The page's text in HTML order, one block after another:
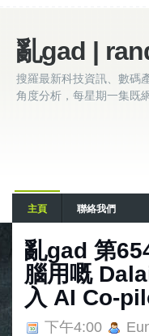
亂gad |
搜羅最新科技資訊、數碼
角度分析，每星期一集既
主頁 聯絡我們
亂‌‌‌gad‌‌‌ ‌‌‌‌‌第‌‌‌
腦用嘅
入 AI Co-
下午4:00